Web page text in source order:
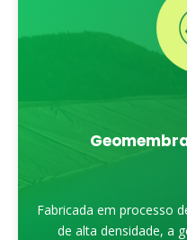
Fabricada em processo
de alta densidade, a